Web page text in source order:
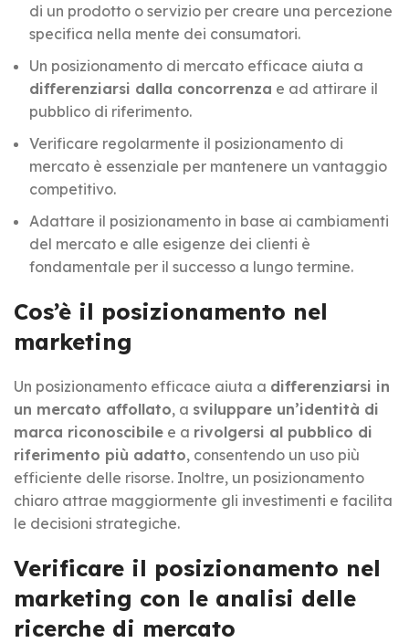
di un prodotto o servizio per creare una percezione
specifica nella mente dei consumatori.
Un posizionamento di mercato efficace aiuta a
differenziarsi dalla concorrenza e ad attirare il
pubblico di riferimento.
Verificare regolarmente il posizionamento di
mercato è essenziale per mantenere un vantaggio
competitivo.
Adattare il posizionamento in base ai cambiamenti
del mercato e alle esigenze dei clienti è
fondamentale per il successo a lungo termine.
Cos’è il posizionamento nel
marketing
Un posizionamento efficace aiuta a differenziarsi in
un mercato affollato, a sviluppare un’identità di
marca riconoscibile e a rivolgersi al pubblico di
riferimento più adatto, consentendo un uso più
efficiente delle risorse. Inoltre, un posizionamento
chiaro attrae maggiormente gli investimenti e facilita
le decisioni strategiche.
Verificare il posizionamento nel
marketing con le analisi delle
ricerche di mercato